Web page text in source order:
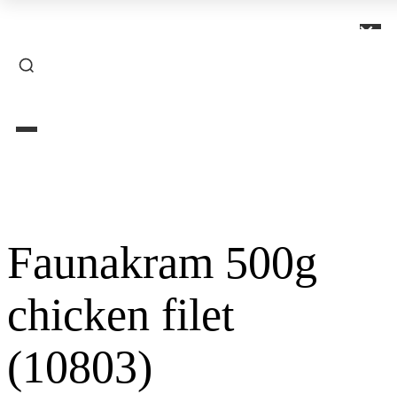
Faunakram 500g
chicken filet
(10803)
×